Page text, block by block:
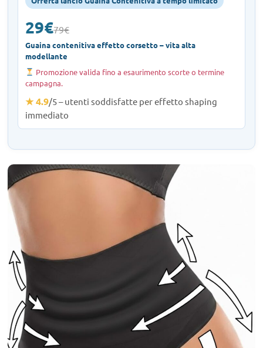
29€79€
Guaina contenitiva effetto corsetto – vita alta
modellante
Promozione valida fino a esaurimento scorte o termine
campagna.
★ 4.9/5 – utenti soddisfatte per effetto shaping
immediato